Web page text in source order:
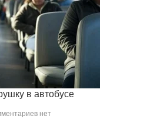
в автобусе
нет